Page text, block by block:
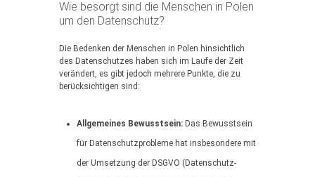
Wie besorgt sind die Menschen in Polen
um den Datenschutz?
Die Bedenken der Menschen in Polen hinsichtlich
des Datenschutzes haben sich im Laufe der Zeit
verändert, es gibt jedoch mehrere Punkte, die zu
berücksichtigen sind:
Allgemeines Bewusstsein: Das Bewusstsein
für Datenschutzprobleme hat insbesondere mit
der Umsetzung der DSGVO (Datenschutz-